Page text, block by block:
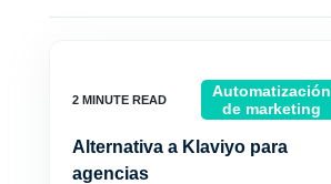
Automatización
de marketing
Alternativa a Klaviyo para
agencias